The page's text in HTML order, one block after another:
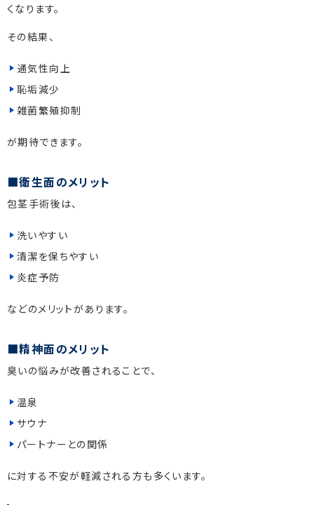
くなります。
その結果、
通気性向上
恥垢減少
雑菌繁殖抑制
が期待できます。
衛生面のメリット
包茎手術後は、
洗いやすい
清潔を保ちやすい
炎症予防
などのメリットがあります。
精神面のメリット
臭いの悩みが改善されることで、
温泉
サウナ
パートナーとの関係
に対する不安が軽減される方も多くいます。